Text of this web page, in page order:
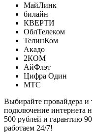
МайЛинк
билайн
КВЕРТИ
ОблТелеком
ТелинКом
Акадо
2КОМ
АйФлэт
Цифра Один
МТС
Выбирайте провайдера и
подключение интернета
500 рублей и гарантию
работаем 24/7!